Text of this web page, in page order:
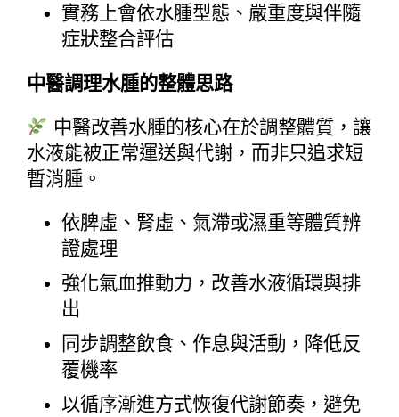
實務上會依水腫型態、嚴重度與伴隨
症狀整合評估
中醫調理水腫的整體思路
中醫改善水腫的核心在於調整體質，讓
水液能被正常運送與代謝，而非只追求短
暫消腫。
依脾虛、腎虛、氣滯或濕重等體質辨
證處理
強化氣血推動力，改善水液循環與排
出
同步調整飲食、作息與活動，降低反
覆機率
以循序漸進方式恢復代謝節奏，避免